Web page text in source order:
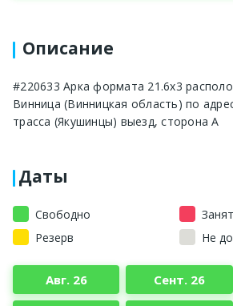
Описание
#220633 Арка формата 21.6х3
Винница (Винницкая область) по
трасса (Якушинцы) выезд, сторона А
Даты
Свободно
Резерв
Не
Авг. 26 Сент. 26